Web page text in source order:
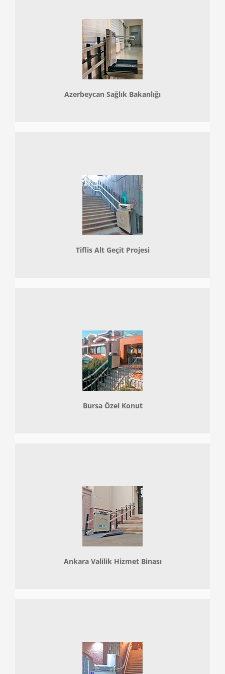
Azerbeycan Sağlık Bakanlığı
Tiflis Alt Geçit Projesi
Bursa Özel Konut
Ankara Valilik Hizmet Binası